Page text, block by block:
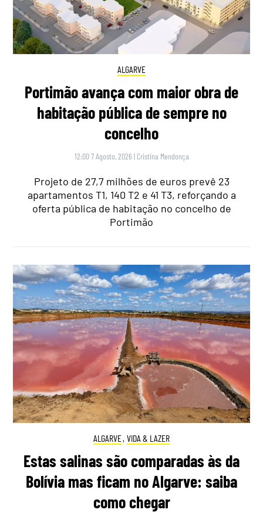
ALGARVE
Portimão avança com maior obra de
habitação pública de sempre no
concelho
12:00 7 Agosto, 2026 | Cristina Mendonça
Projeto de 27,7 milhões de euros prevê 23
apartamentos T1, 140 T2 e 41 T3, reforçando a
oferta pública de habitação no concelho de
Portimão
ALGARVE, VIDA & LAZER
Estas salinas são comparadas às da
Bolívia mas ficam no Algarve: saiba
como chegar